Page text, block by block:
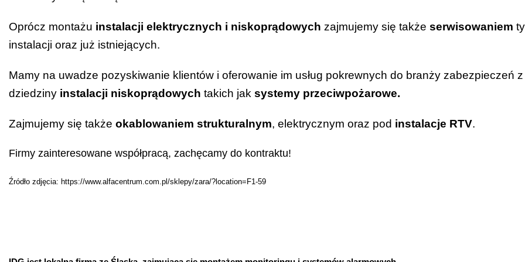
Oprócz montażu instalacji elektrycznych i niskoprądowych zajmujemy się także serwisowaniem
instalacji oraz już istniejących.
Mamy na uwadze pozyskiwanie klientów i oferowanie im usług pokrewnych do branży zabezpieczeń z
dziedziny instalacji niskoprądowych takich jak systemy przeciwpożarowe.
Zajmujemy się także okablowaniem strukturalnym, elektrycznym oraz pod instalacje RTV.
Firmy zainteresowane współpracą, zachęcamy do kontraktu!
Źródło zdjęcia: https://www.alfacentrum.com.pl/sklepy/zara/?location=F1-59